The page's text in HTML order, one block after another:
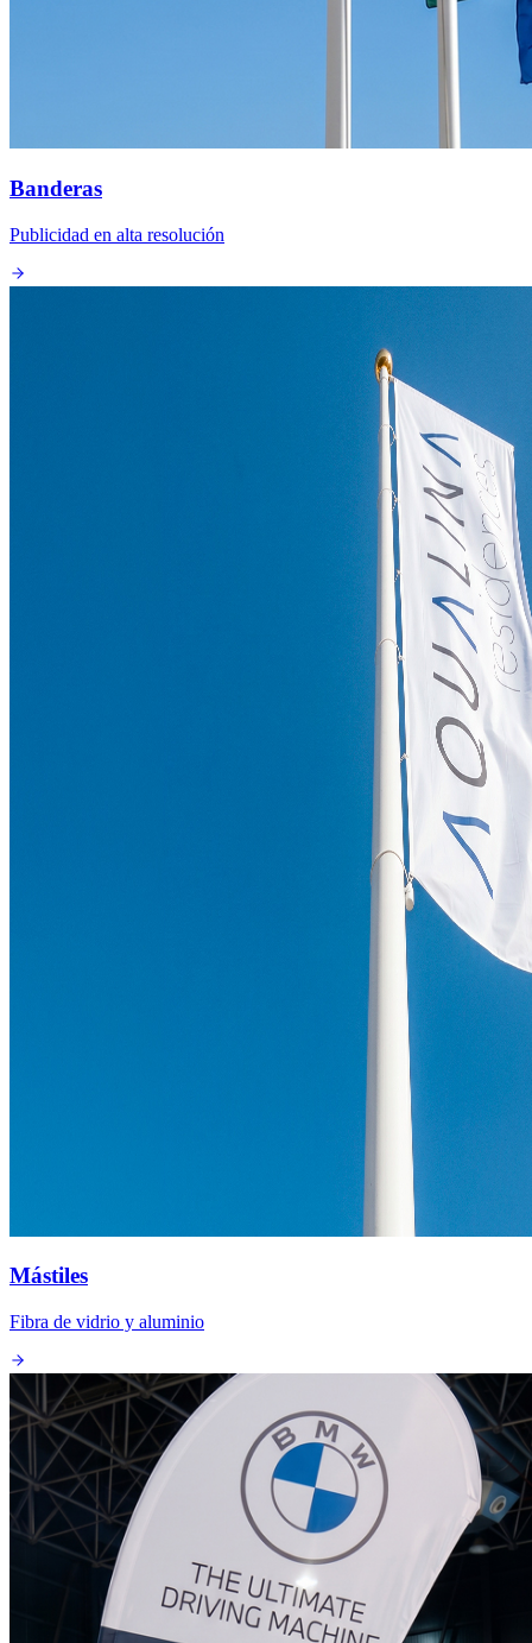
Banderas
Publicidad en alta resolución
Mástiles
Fibra de vidrio y aluminio